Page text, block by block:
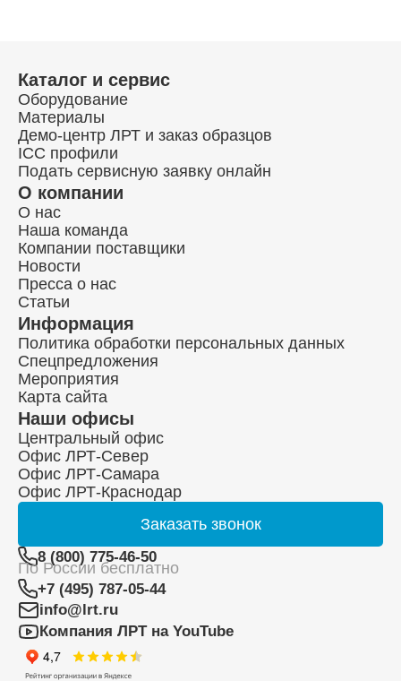
Каталог и сервис
Оборудование
Материалы
Демо-центр ЛРТ и заказ образцов
ICC профили
Подать сервисную заявку онлайн
Информация
Политика обработки персональных данных
Спецпредложения
Мероприятия
Карта сайта
О компании
О нас
Наша команда
Компании поставщики
Новости
Пресса о нас
Статьи
Наши офисы
Центральный офис
Офис ЛРТ-Север
Офис ЛРТ-Самара
Офис ЛРТ-Краснодар
Заказать звонок
8 (800) 775-46-50
По России бесплатно
+7 (495) 787-05-44
info@lrt.ru
Компания ЛРТ на YouTube